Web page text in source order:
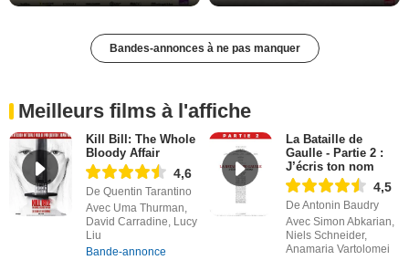
Bandes-annonces à ne pas manquer
Meilleurs films à l'affiche
Kill Bill: The Whole
Bloody Affair
4,6
De Quentin Tarantino
Avec Uma Thurman,
David Carradine, Lucy
Liu
Bande-annonce
La Bataille de
Gaulle - Partie 2 :
J’écris ton nom
4,5
De Antonin Baudry
Avec Simon Abkarian,
Niels Schneider,
Anamaria Vartolomei